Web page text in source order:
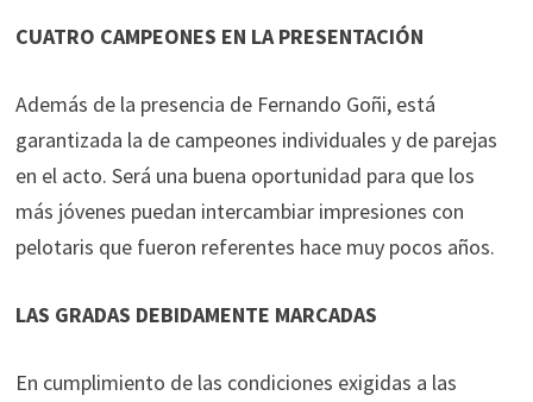
CUATRO CAMPEONES EN LA PRESENTACIÓN
Además de la presencia de Fernando Goñi, está
garantizada la de campeones individuales y de parejas
en el acto. Será una buena oportunidad para que los
más jóvenes puedan intercambiar impresiones con
pelotaris que fueron referentes hace muy pocos años.
LAS GRADAS DEBIDAMENTE MARCADAS
En cumplimiento de las condiciones exigidas a las